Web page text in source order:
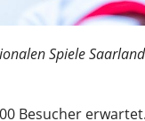
Spiele
Besucher